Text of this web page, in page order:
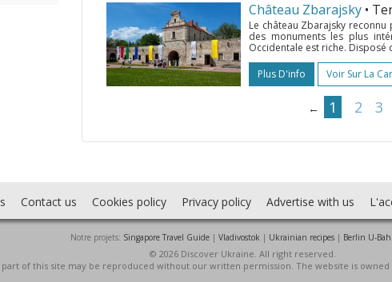
Château Zbarajsky •
Le château Zbarajsky
des monuments les plus
Occidentale est riche.
Plus D'info
Voir Sur La
← 1 2 3
Contact us Cookies policy Privacy policy Advertise with us
Notre projets: Singapore Travel Guide| Vladivostok | Ukrainian recipes| Berlin U-
© 2026 Discover Ukraine. All right reserved.
part of this site may be reproduced without our written permission. The website is owned